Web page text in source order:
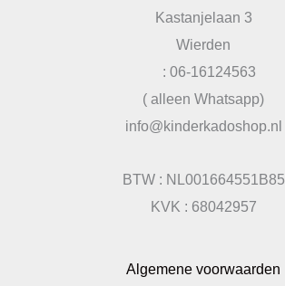
Kastanjelaan 3
Wierden
: 06-16124563
( alleen Whatsapp)
info@kinderkadoshop.nl
BTW : NL001664551B85
KVK : 68042957
Algemene voorwaarden